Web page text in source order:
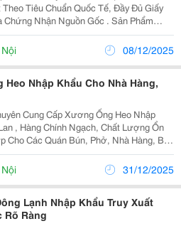
Tiêu Chuẩn Quốc Tế, Đầy Đủ Giấy
Chứng Nhận Nguồn Gốc . Sản Phẩm
10 Kg , Thích Hợp Cho Nhà Hàng,
Nghiệp, Cơ Sở Sản Xuất Thực Phẩm
08/12/2025
Heo Nhập Khẩu Cho Nhà Hàng,
Cung Cấp Xương Ống Heo Nhập
, Hàng Chính Ngạch, Chất Lượng Ổn
Cho Các Quán Bún, Phở, Nhà Hàng, Bếp
Sản Phẩm:
Xương Ống Heo (Xương Ống Lợn) Xuất Xứ: Ba Lan ...
31/12/2025
Lạnh Nhập Khẩu Truy Xuất
Rõ Ràng